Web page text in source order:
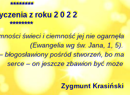
********
z roku 2 0 2 2
********
świeci i ciemność jej nie ogarnęła
(Ewangelia wg św. Jana, 1, 5).
błogosławiony pośród stworzeń, bo ma
serce – on jeszcze zbawion być może
Zygmunt Krasiński